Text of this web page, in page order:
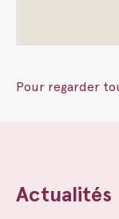
Pour regarder
Actualités